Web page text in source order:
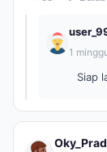
1
Siap